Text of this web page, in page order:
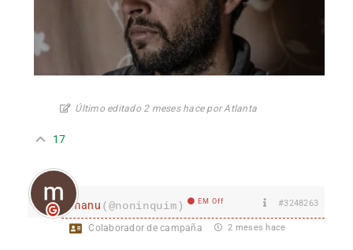
Último editado 2 meses hace por Atlanta
17
manu (@noninquim) EM Off #3248263
Colaborador de campaña 2 meses hace